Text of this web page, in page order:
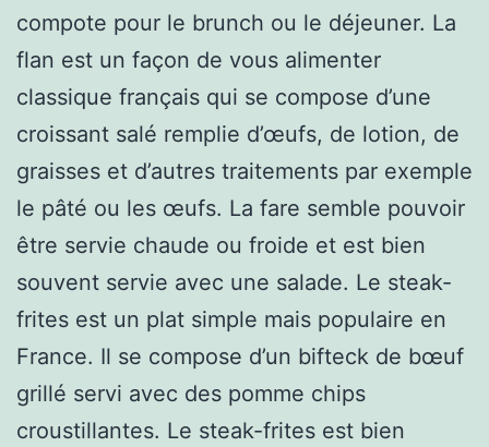
compote pour le brunch ou le déjeuner. La
flan est un façon de vous alimenter
classique français qui se compose d’une
croissant salé remplie d’œufs, de lotion, de
graisses et d’autres traitements par exemple
le pâté ou les œufs. La fare semble pouvoir
être servie chaude ou froide et est bien
souvent servie avec une salade. Le steak-
frites est un plat simple mais populaire en
France. Il se compose d’un bifteck de bœuf
grillé servi avec des pomme chips
croustillantes. Le steak-frites est bien